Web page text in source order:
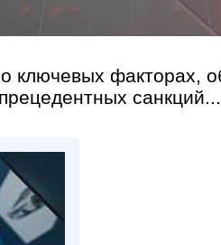
ключевых факторах,
санкций...